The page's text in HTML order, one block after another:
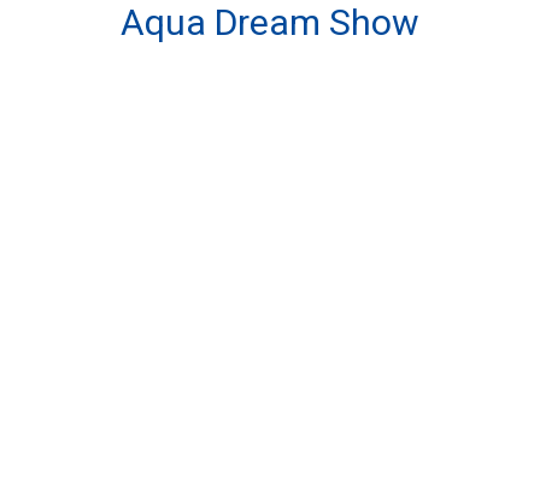
Aqua Dream Show